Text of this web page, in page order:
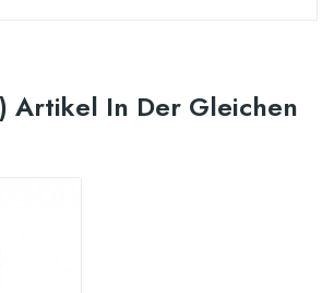
Artikel In Der Gleichen